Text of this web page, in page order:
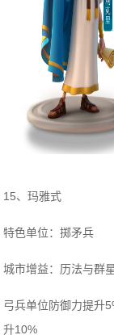
15、玛雅式
特色单位：掷矛兵
城市增益：历法与群
弓兵单位防御力提升
升10%